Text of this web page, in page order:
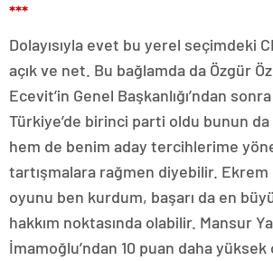
***
Dolayısıyla evet bu yerel seçimdeki
açık ve net. Bu bağlamda da Özgür
Ecevit’in Genel Başkanlığı’ndan
Türkiye’de birinci parti oldu bunun da
hem de benim aday tercihlerime
tartışmalara rağmen diyebilir.
oyunu ben kurdum, başarı da en
hakkım noktasında olabilir. Mansur
İmamoğlu’ndan 10 puan daha yüksek